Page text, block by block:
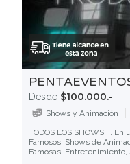
Desde $100.000.-
Shows y Animación
TODOS LOS SHOWS....
Famosos, Shows de
Famosas,